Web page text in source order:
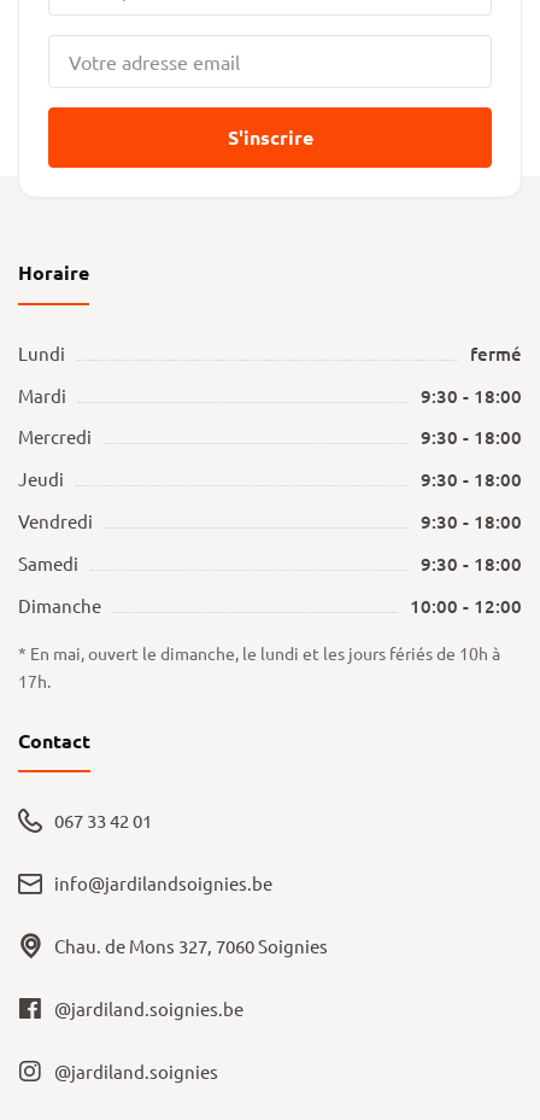
S'inscrire
Horaire
Lundi fermé
Mardi 9:30 - 18:00
Mercredi 9:30 - 18:00
Jeudi 9:30 - 18:00
Vendredi 9:30 - 18:00
Samedi 9:30 - 18:00
Dimanche 10:00 - 12:00
* En mai, ouvert le dimanche, le lundi et les jours fériés de 10h à
17h.
Contact
067 33 42 01
info@jardilandsoignies.be
Chau. de Mons 327, 7060 Soignies
@jardiland.soignies.be
@jardiland.soignies